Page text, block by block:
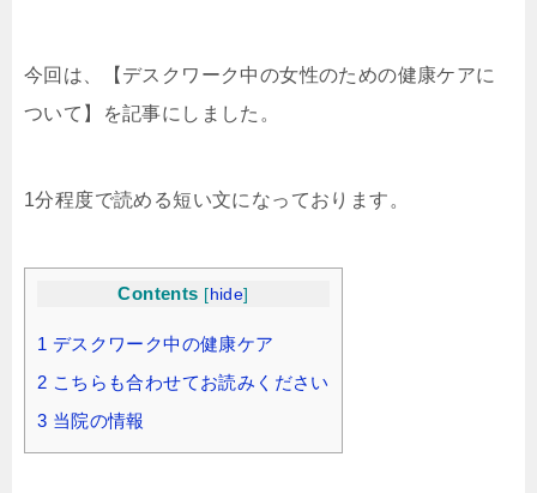
今回は、【デスクワーク中の女性のための健康ケアに
ついて】を記事にしました。
1分程度で読める短い文になっております。
Contents [ hide]
1 デスクワーク中の健康ケア
2 こちらも合わせてお読みください
3 当院の情報